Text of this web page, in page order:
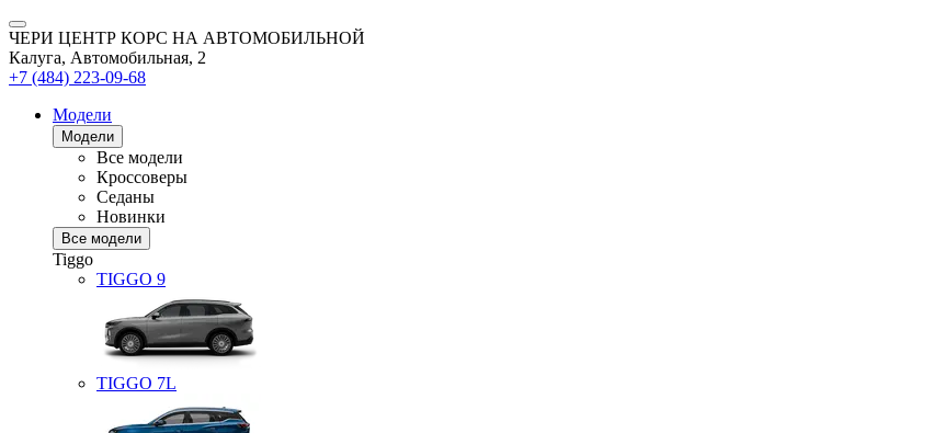
ЧЕРИ ЦЕНТР КОРС НА АВТОМОБИЛЬНОЙ
Калуга, Автомобильная, 2
+7 (484) 223-09-68
Модели
Модели
Все модели
Кроссоверы
Седаны
Новинки
Все модели
Tiggo
TIGGO 9
TIGGO 7L